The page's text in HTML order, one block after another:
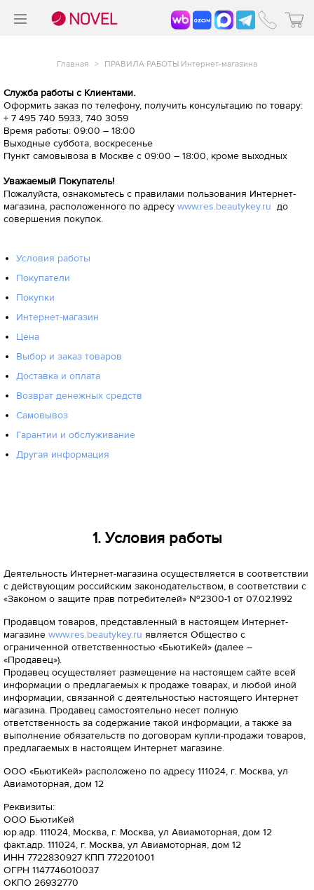
Главная > ПРАВИЛА РАБОТЫ Интернет-магазина
Служба работы с Клиентами.
Оформить заказ по телефону, получить консультацию по товару:
+ 7 495 740 5933, 740 3059
Время работы: 09:00 – 18:00
Выходные суббота, воскресенье
Пункт самовывоза в Москве с 09:00 – 18:00, кроме выходных
Уважаемый Покупатель!
Пожалуйста, ознакомьтесь с правилами пользования Интернет-
магазина, расположенного по адресу www.res.beautykey.ru до
совершения покупок.
Условия работы
Покупатели
Покупки
Интернет-магазин
Цена
Выбор и заказ товаров
Доставка и оплата
Возврат денежных средств
Самовывоз
Гарантии и обслуживание
Другая информация
1. Условия работы
Деятельность Интернет-магазина осуществляется в соответствии
с действующим российским законодательством, в соответствии с
«Законом о защите прав потребителей» №2300-1 от 07.02.1992
Продавцом товаров, представленный в настоящем Интернет-
магазине www.res.beautykey.ru является Общество с
ограниченной ответственностью «БьютиКей» (далее –
«Продавец»).
Продавец осуществляет размещение на настоящем сайте всей
информации о предлагаемых к продаже товарах, и любой иной
информации, связанной с деятельностью настоящего Интернет
магазина. Продавец самостоятельно несет полную
ответственность за содержание такой информации, а также за
выполнение обязательств по договорам купли-продажи товаров,
предлагаемых в настоящем Интернет магазине.
ООО «БьютиКей» расположено по адресу 111024, г. Москва, ул
Авиамоторная, дом 12
Реквизиты:
ООО БьютиКей
юр.адр. 111024, Москва, г. Москва, ул Авиамоторная, дом 12
факт.адр. 111024, г. Москва, ул Авиамоторная, дом 12
ИНН 7722830927 КПП 772201001
ОГРН 1147746010037
ОКПО 26932770